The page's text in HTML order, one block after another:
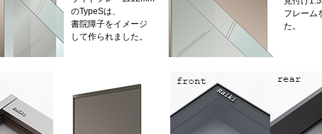
のTypeSは、
書院障子をイメージ
して作られました。
フレーム
た。